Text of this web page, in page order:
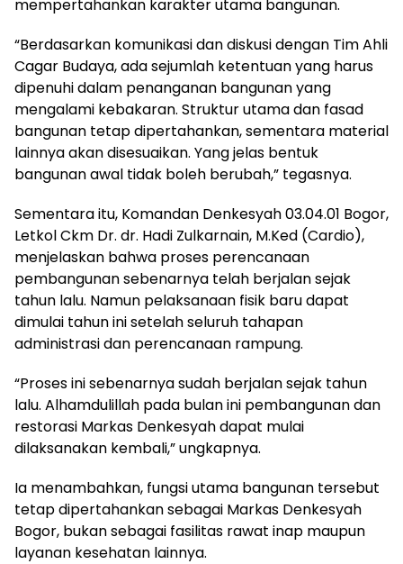
mempertahankan karakter utama bangunan.
“Berdasarkan komunikasi dan diskusi dengan Tim Ahli
Cagar Budaya, ada sejumlah ketentuan yang harus
dipenuhi dalam penanganan bangunan yang
mengalami kebakaran. Struktur utama dan fasad
bangunan tetap dipertahankan, sementara material
lainnya akan disesuaikan. Yang jelas bentuk
bangunan awal tidak boleh berubah,” tegasnya.
Sementara itu, Komandan Denkesyah 03.04.01 Bogor,
Letkol Ckm Dr. dr. Hadi Zulkarnain, M.Ked (Cardio),
menjelaskan bahwa proses perencanaan
pembangunan sebenarnya telah berjalan sejak
tahun lalu. Namun pelaksanaan fisik baru dapat
dimulai tahun ini setelah seluruh tahapan
administrasi dan perencanaan rampung.
“Proses ini sebenarnya sudah berjalan sejak tahun
lalu. Alhamdulillah pada bulan ini pembangunan dan
restorasi Markas Denkesyah dapat mulai
dilaksanakan kembali,” ungkapnya.
Ia menambahkan, fungsi utama bangunan tersebut
tetap dipertahankan sebagai Markas Denkesyah
Bogor, bukan sebagai fasilitas rawat inap maupun
layanan kesehatan lainnya.